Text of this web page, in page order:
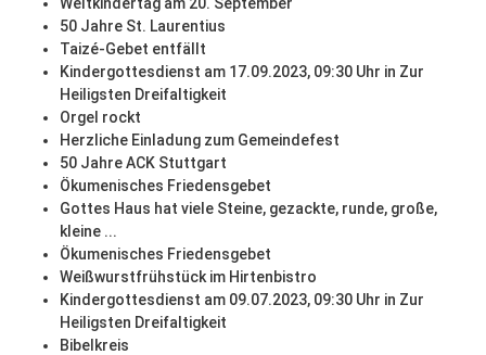
50 Jahre St. Laurentius
Taizé-Gebet entfällt
Kindergottesdienst am 17.09.2023, 09:30 Uhr in Zur
Heiligsten Dreifaltigkeit
Orgel rockt
Herzliche Einladung zum Gemeindefest
50 Jahre ACK Stuttgart
Ökumenisches Friedensgebet
Gottes Haus hat viele Steine, gezackte, runde, große,
kleine ...
Ökumenisches Friedensgebet
Weißwurstfrühstück im Hirtenbistro
Kindergottesdienst am 09.07.2023, 09:30 Uhr in Zur
Heiligsten Dreifaltigkeit
Bibelkreis